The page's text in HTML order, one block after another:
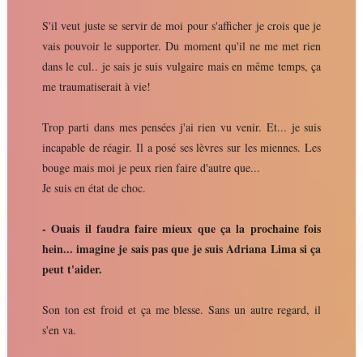
S'il veut juste se servir de moi pour s'afficher je crois que je
vais pouvoir le supporter. Du moment qu'il ne me met rien
dans le cul.. je sais je suis vulgaire mais en même temps, ça
me traumatiserait à vie!
Trop parti dans mes pensées j'ai rien vu venir. Et... je suis
incapable de réagir. Il a posé ses lèvres sur les miennes. Les
bouge mais moi je peux rien faire d'autre que...
Je suis en état de choc.
- Ouais il faudra faire mieux que ça la prochaine fois
hein... imagine je sais pas que je suis Adriana Lima si ça
peut t'aider.
Son ton est froid et ça me blesse. Sans un autre regard, il
s'en va.